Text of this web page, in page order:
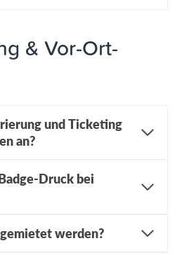
& Vor-Ort-
und Ticketing
an?
Druck bei
werden?